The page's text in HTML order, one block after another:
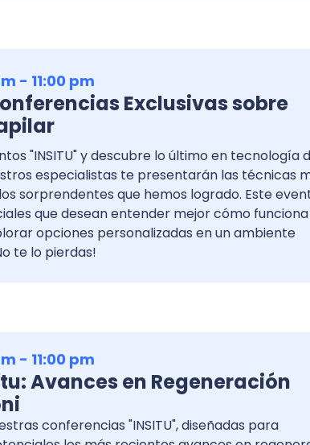
- 11:00 pm
Exclusivas sobre
"INSITU" y descubre lo último en tecnología
especialistas te presentarán las técnicas
sorprendentes que hemos logrado. Este
que desean entender mejor cómo
opciones personalizadas en un ambiente
te lo pierdas!
- 11:00 pm
Avances en Regeneración
conferencias "INSITU", diseñadas para